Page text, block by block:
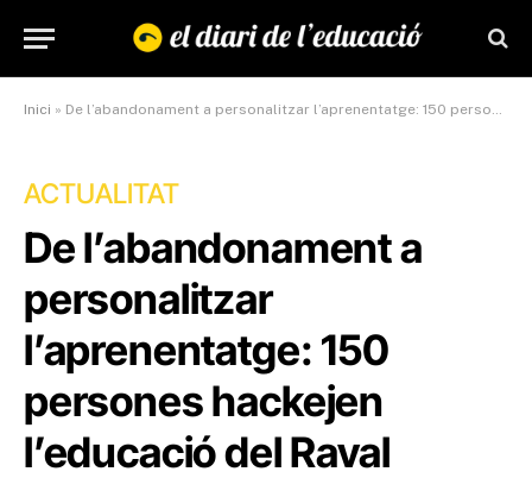
Inici » De l’abandonament a personalitzar l’aprenentatge: 150 persones hackejen l’educació del Raval
ACTUALITAT
De l’abandonament a
personalitzar
l’aprenentatge: 150
persones hackejen
l’educació del Raval